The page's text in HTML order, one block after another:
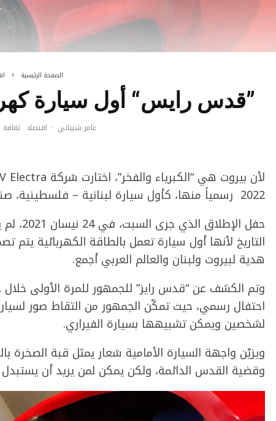
الصفحة الرئيسية
”قدس رايس“ أول سيارة
عامر شيباني · اقتصاد ثقافة
2022 رسمياً منها، كأول سيارة لبنانية – فلسطينية، صنعت في لبنان.
حفل
التاريخ لأنها أول سيارة تعمل بالطاقة الكهربائية
هدية لبيروت ولبنان والعالم العربي أجمع.
وتم الكشف عن “قدس رايز” للجمهور للمرة الأولى
لشخصين ويمكن تشبيهها بسيارة الفيراري.
ويزيّن واجهة السيارة الأمامية شعار يمثل قبة الصخرة
وقضية القدس الدائمة، ولكن يمكن لمن يريد أن